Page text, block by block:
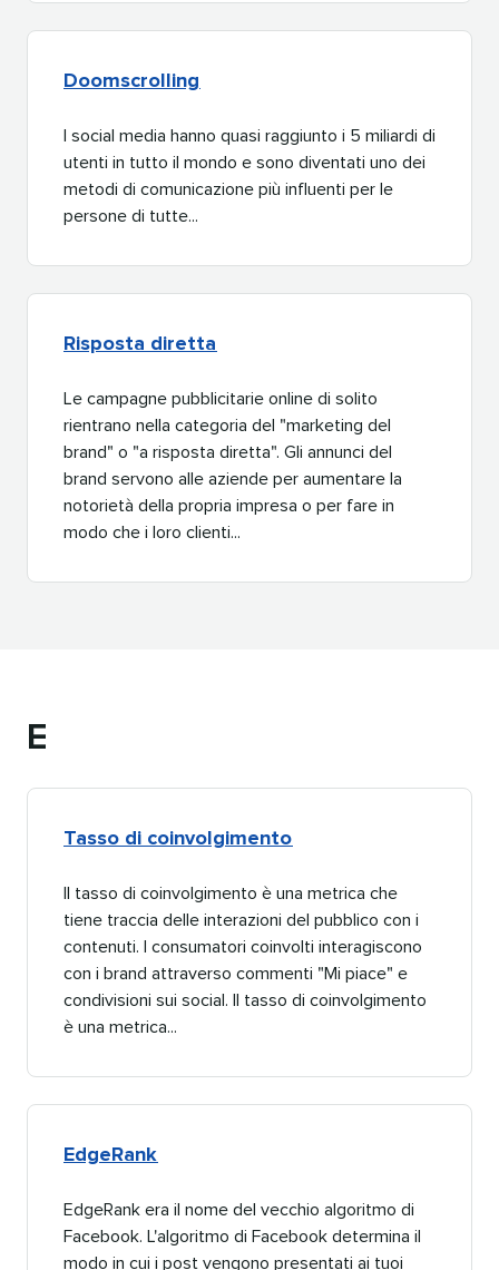
Doomscrolling​​
I social media hanno quasi raggiunto i 5 miliardi di
utenti in tutto il mondo e sono diventati uno dei
metodi di comunicazione più influenti per le
persone di tutte...​​
Risposta diretta​​
Le campagne pubblicitarie online di solito
rientrano nella categoria del "marketing del
brand" o "a risposta diretta". Gli annunci del
brand servono alle aziende per aumentare la
notorietà della propria impresa o per fare in
modo che i loro clienti...​​
E​​
Tasso di coinvolgimento​​
Il tasso di coinvolgimento è una metrica che
tiene traccia delle interazioni del pubblico con i
contenuti. I consumatori coinvolti interagiscono
con i brand attraverso commenti "Mi piace" e
condivisioni sui social. Il tasso di coinvolgimento
è una metrica...​​
EdgeRank​​
EdgeRank era il nome del vecchio algoritmo di
Facebook. L'algoritmo di Facebook determina il
modo in cui i post vengono presentati ai tuoi